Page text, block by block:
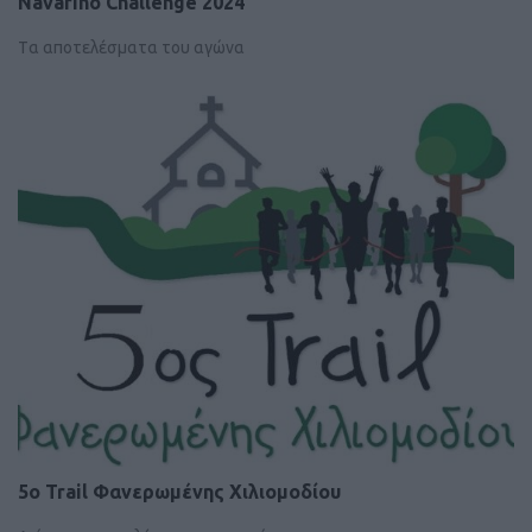
Tα αποτελέσματα του αγώνα
5o Trail Φανερωμένης Χιλιομοδίου